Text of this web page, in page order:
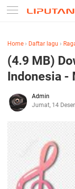
Home › Daftar lagu ›
(4.9 MB)
Indonesia -
Admin
Jumat, 14